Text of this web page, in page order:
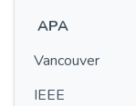
APA
Vancouver
IEEE